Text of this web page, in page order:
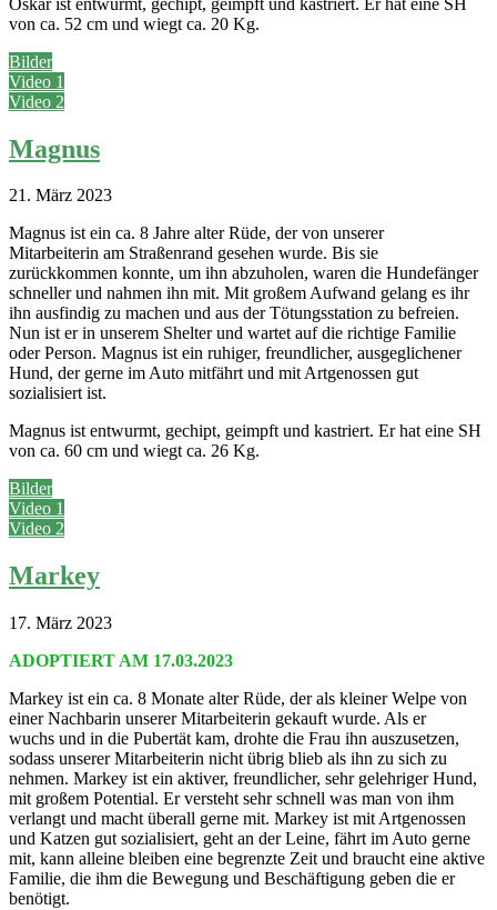
von ca. 52 cm und wiegt ca. 20 Kg.
Bilder
Video 1
Video 2
Magnus
21. März 2023
Magnus ist ein ca. 8 Jahre alter Rüde, der von unserer
Mitarbeiterin am Straßenrand gesehen wurde. Bis sie
zurückkommen konnte, um ihn abzuholen, waren die Hundefänger
schneller und nahmen ihn mit. Mit großem Aufwand gelang es ihr
ihn ausfindig zu machen und aus der Tötungsstation zu befreien.
Nun ist er in unserem Shelter und wartet auf die richtige Familie
oder Person. Magnus ist ein ruhiger, freundlicher, ausgeglichener
Hund, der gerne im Auto mitfährt und mit Artgenossen gut
sozialisiert ist.
Magnus ist entwurmt, gechipt, geimpft und kastriert. Er hat eine SH
von ca. 60 cm und wiegt ca. 26 Kg.
Bilder
Video 1
Video 2
Markey
17. März 2023
ADOPTIERT AM 17.03.2023
Markey ist ein ca. 8 Monate alter Rüde, der als kleiner Welpe von
einer Nachbarin unserer Mitarbeiterin gekauft wurde. Als er
wuchs und in die Pubertät kam, drohte die Frau ihn auszusetzen,
sodass unserer Mitarbeiterin nicht übrig blieb als ihn zu sich zu
nehmen. Markey ist ein aktiver, freundlicher, sehr gelehriger Hund,
mit großem Potential. Er versteht sehr schnell was man von ihm
verlangt und macht überall gerne mit. Markey ist mit Artgenossen
und Katzen gut sozialisiert, geht an der Leine, fährt im Auto gerne
mit, kann alleine bleiben eine begrenzte Zeit und braucht eine aktive
Familie, die ihm die Bewegung und Beschäftigung geben die er
benötigt.